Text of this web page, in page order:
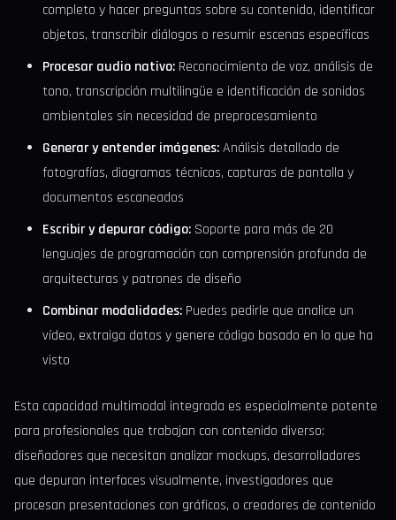
completo y hacer preguntas sobre su contenido, identificar
objetos, transcribir diálogos o resumir escenas específicas
Procesar audio nativo: Reconocimiento de voz, análisis de
tono, transcripción multilingüe e identificación de sonidos
ambientales sin necesidad de preprocesamiento
Generar y entender imágenes:Análisis detallado de
fotografías, diagramas técnicos, capturas de pantalla y
documentos escaneados
Escribir y depurar código: Soporte para más de 20
lenguajes de programación con comprensión profunda de
arquitecturas y patrones de diseño
Combinar modalidades: Puedes pedirle que analice un
vídeo, extraiga datos y genere código basado en lo que ha
visto
Esta capacidad multimodal integrada es especialmente potente
para profesionales que trabajan con contenido diverso:
diseñadores que necesitan analizar mockups, desarrolladores
que depuran interfaces visualmente, investigadores que
procesan presentaciones con gráficos, o creadores de contenido